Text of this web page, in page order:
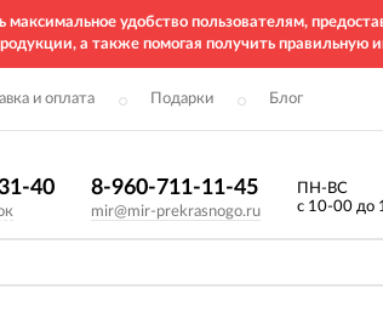
удобство пользователям,
а также помогая получить правильную
и оплата Подарки Блог
40 8-960-711-11-45
mir@mir-prekrasnogo.ru
ПН-ВС
с 10-00 до